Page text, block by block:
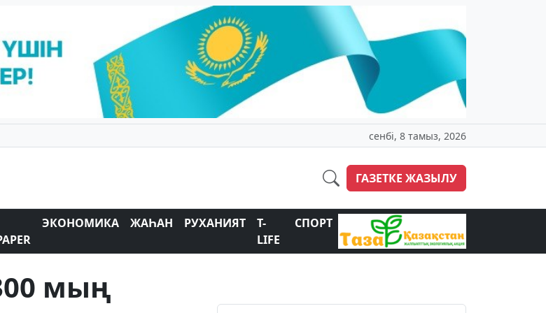
сенбі, 8 тамыз, 2026
ГАЗЕТКЕ ЖАЗЫЛУ
ЭКОНОМИКА ЖАҺАН РУХАНИЯТ
T-
LIFE
СПОРТ
мың